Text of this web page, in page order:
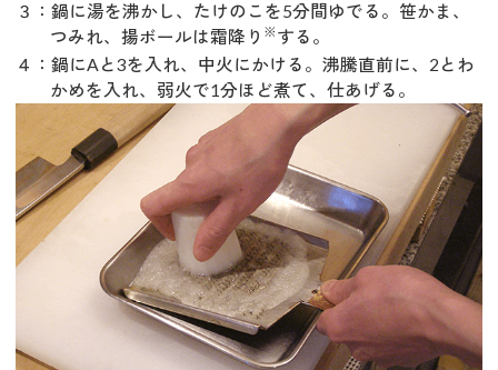
３：鍋に湯を沸かし、たけのこを5分間ゆでる。笹かま、
つみれ、揚ボールは霜降り ※ する。
４：鍋にAと3を入れ、中火にかける。沸騰直前に、2とわ
かめを入れ、弱火で1分ほど煮て、仕あげる。